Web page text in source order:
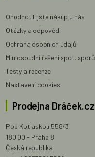
Ohodnotili jste nákup u nás
Otázky a odpovědi
Ochrana osobních údajů
Mimosoudní řešení spot. sporů
Testy a recenze
Nastavení cookies
Prodejna Dráček.cz
Pod Kotlaskou 558/3
180 00 - Praha 8
Česká republika